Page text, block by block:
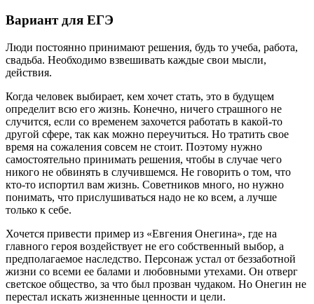
Вариант для ЕГЭ
Люди постоянно принимают решения, будь то учеба, работа,
свадьба. Необходимо взвешивать каждые свои мысли,
действия.
Когда человек выбирает, кем хочет стать, это в будущем
определит всю его жизнь. Конечно, ничего страшного не
случится, если со временем захочется работать в какой-то
другой сфере, так как можно переучиться. Но тратить свое
время на сожаления совсем не стоит. Поэтому нужно
самостоятельно принимать решения, чтобы в случае чего
никого не обвинять в случившемся. Не говорить о том, что
кто-то испортил вам жизнь. Советников много, но нужно
понимать, что прислушиваться надо не ко всем, а лучше
только к себе.
Хочется привести пример из «Евгения Онегина», где на
главного героя воздействует не его собственный выбор, а
предполагаемое наследство. Персонаж устал от беззаботной
жизни со всеми ее балами и любовными утехами. Он отверг
светское общество, за что был прозван чудаком. Но Онегин не
перестал искать жизненные ценности и цели.